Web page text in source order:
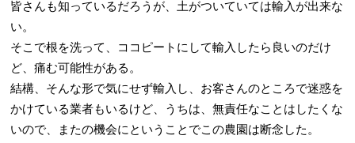
皆さんも知っているだろうが、土がついていては輸入が出来な
い。
そこで根を洗って、ココピートにして輸入したら良いのだけ
ど、痛む可能性がある。
結構、そんな形で気にせず輸入し、お客さんのところで迷惑を
かけている業者もいるけど、うちは、無責任なことはしたくな
いので、またの機会にということでこの農園は断念した。